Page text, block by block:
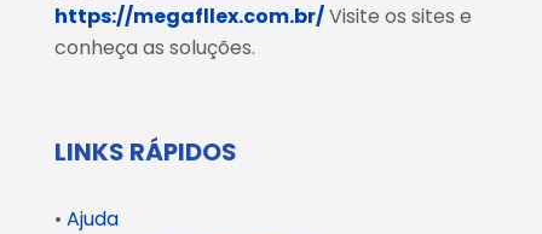
https://megafllex.com.br/Visite os sites e
conheça as soluções.
LINKS RÁPIDOS
• Ajuda